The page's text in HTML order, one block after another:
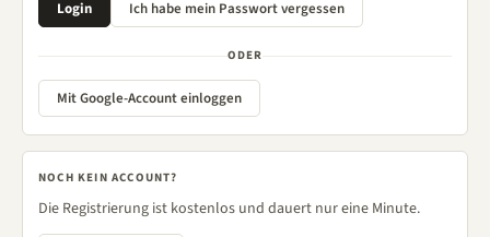
ODER
Mit Google-Account einloggen
NOCH KEIN ACCOUNT?
Die Registrierung ist kostenlos und dauert nur eine Minute.